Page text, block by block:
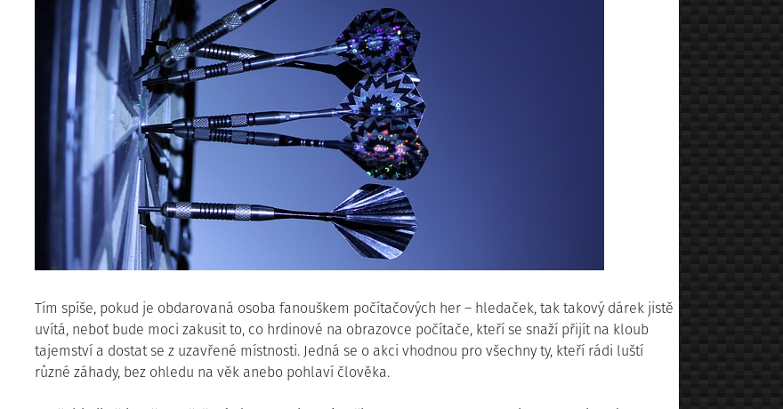
Tím spíše, pokud je obdarovaná osoba fanouškem počítačových her – hledaček, tak takový dárek jistě
uvítá, neboť bude moci zakusit to, co hrdinové na obrazovce počítače, kteří se snaží přijít na kloub
tajemství a dostat se z uzavřené místnosti. Jedná se o akci vhodnou pro všechny ty, kteří rádi luští
různé záhady, bez ohledu na věk anebo pohlaví člověka.